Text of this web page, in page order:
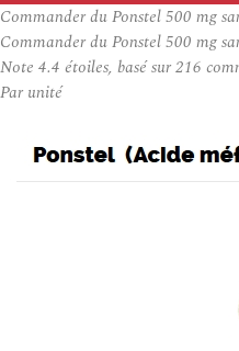
Commander du Ponstel 500 mg
Commander du Ponstel 500 mg
Note 4.4 étoiles, basé sur216
Par unité